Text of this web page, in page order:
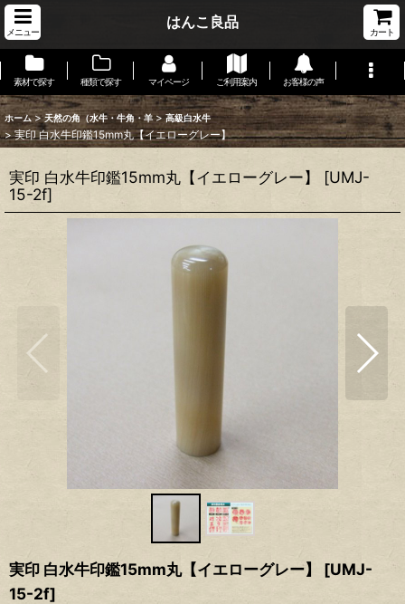
メニュー
はんこ良品
カート
素材で探す 種類で探す マイページ ご利用案内 お客様の声
ホーム > 天然の角（水牛・牛角・羊 > 高級白水牛
> 実印 白水牛印鑑15mm丸【イエローグレー】
実印 白水牛印鑑15mm丸【イエローグレー】 [UMJ-
15-2f]
実印 白水牛印鑑15mm丸【イエローグレー】 [UMJ-
15-2f]